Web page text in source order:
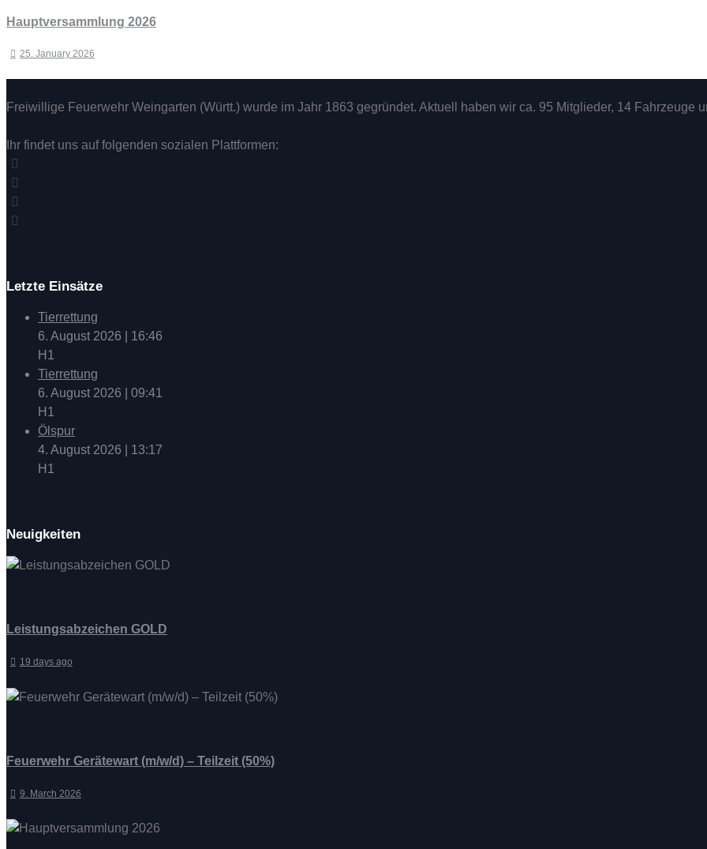
Hauptversammlung 2026
25. January 2026
Freiwillige Feuerwehr Weingarten (Württ.) wurde im Jahr 1863 gegründet. Aktuell haben wir ca. 95 Mitglieder, 14 Fahrzeuge
Ihr findet uns auf folgenden sozialen Plattformen:
Letzte Einsätze
Tierrettung
6. August 2026
16:46
H1
Tierrettung
6. August 2026
09:41
H1
Ölspur
4. August 2026
13:17
H1
Neuigkeiten
Leistungsabzeichen GOLD
19 days ago
Feuerwehr Gerätewart (m/w/d) – Teilzeit (50%)
9. March 2026